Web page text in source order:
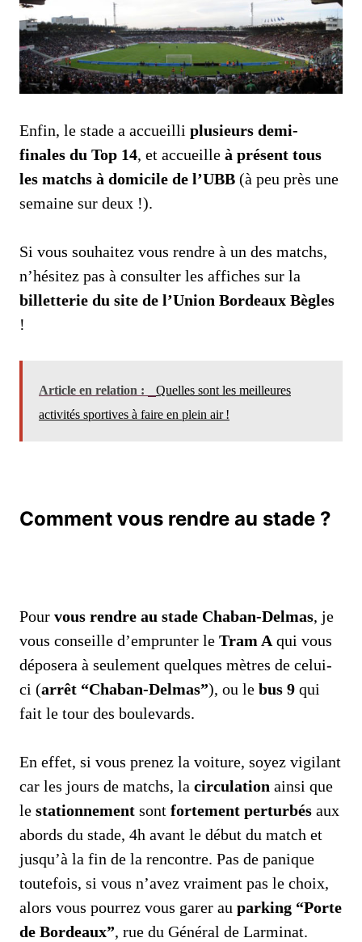
Enfin, le stade a accueilli plusieurs demi-
finales du Top 14, et accueille à présent tous
les matchs à domicile de l’UBB (à peu près une
semaine sur deux !).
Si vous souhaitez vous rendre à un des matchs,
n’hésitez pas à consulter les affiches sur la
billetterie du site de l’Union Bordeaux Bègles
!
Article en relation :
Quelles sont les meilleures
activités sportives à faire en plein air !
Comment vous rendre au stade ?
Pour vous rendre au stade Chaban-Delmas, je
vous conseille d’emprunter le Tram A qui vous
déposera à seulement quelques mètres de celui-
ci (arrêt “Chaban-Delmas”), ou le bus 9 qui
fait le tour des boulevards.
En effet, si vous prenez la voiture, soyez vigilant
car les jours de matchs, la circulation ainsi que
le stationnement sont fortement perturbés aux
abords du stade, 4h avant le début du match et
jusqu’à la fin de la rencontre. Pas de panique
toutefois, si vous n’avez vraiment pas le choix,
alors vous pourrez vous garer au parking “Porte
de Bordeaux”, rue du Général de Larminat.